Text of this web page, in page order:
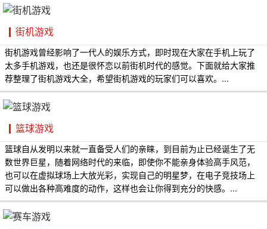
街机游戏
街机游戏曾经影响了一代人的娱乐方式，即时现在大家在手机上玩了
太多手机游戏，也还是很怀恋以前街机时代的感觉。下面就给大家推
荐整理了街机游戏大全，希望街机游戏的玩家们可以喜欢。...
篮球游戏
篮球自从发明以来就一直备受人们的亲睐，到目前为止已经诞生了无
数世界巨星，随着网络时代的来临，即使你不能亲身体验高手风范，
也可以在虚拟球场上大放光彩，实现自己的明星梦，在电子竞技场上
可以做出各种高难度的动作，这样也会让你得到充分的快感。...